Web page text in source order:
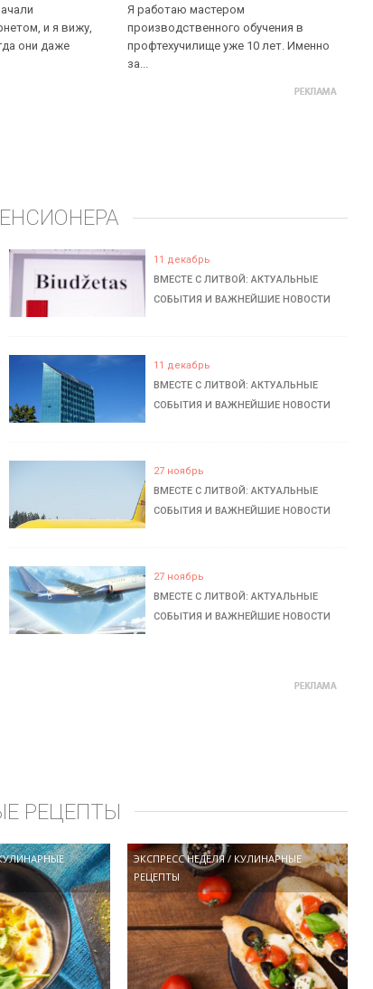
и я вижу,
они даже
Я работаю мастером
производственного обучения в
профтехучилище уже 10 лет. Именно
за...
11 декабрь
ВМЕСТЕ С ЛИТВОЙ: АКТУАЛЬНЫЕ
СОБЫТИЯ И ВАЖНЕЙШИЕ НОВОСТИ
11 декабрь
ВМЕСТЕ С ЛИТВОЙ: АКТУАЛЬНЫЕ
СОБЫТИЯ И ВАЖНЕЙШИЕ НОВОСТИ
27 ноябрь
ВМЕСТЕ С ЛИТВОЙ: АКТУАЛЬНЫЕ
СОБЫТИЯ И ВАЖНЕЙШИЕ НОВОСТИ
27 ноябрь
ВМЕСТЕ С ЛИТВОЙ: АКТУАЛЬНЫЕ
СОБЫТИЯ И ВАЖНЕЙШИЕ НОВОСТИ
РЕЦЕПТЫ
ЭКСПРЕСС НЕДЕЛЯ/ КУЛИНАРНЫЕ
РЕЦЕПТЫ